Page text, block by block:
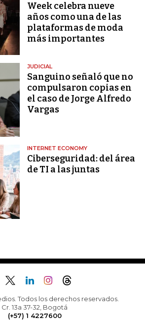
Week celebra nueve
años como una de las
plataformas de moda
más importantes
JUDICIAL
Sanguino señaló que no
compulsaron copias en
el caso de Jorge Alfredo
Vargas
INTERNET ECONOMY
Ciberseguridad: del área
de TI a las juntas
Todos los derechos reservados.
Cr. 13a 37-32, Bogotá
(+57) 1 4227600